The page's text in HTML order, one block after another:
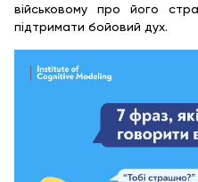
військовому про його
підтримати бойовий дух.